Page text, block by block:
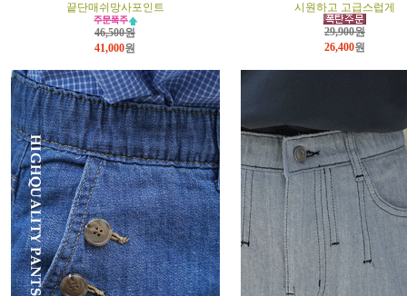
끝단매쉬망사포인트
46,500원
41,000원
시원하고 고급스럽게
29,900원
26,400원